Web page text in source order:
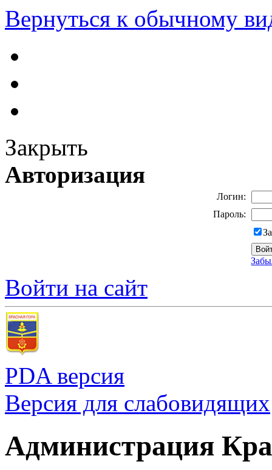
Вернуться к обычному
Закрыть
Авторизация
Логин:
Пароль:
Войти на сайт
PDA версия
Версия для слабовидящих
Администрация